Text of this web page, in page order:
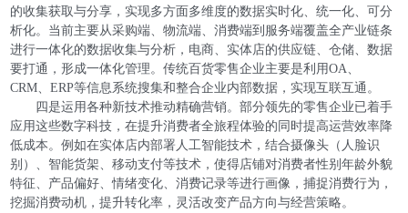
的收集获取与分享，实现多方面多维度的数据实时化、统一化、可分
析化。当前主要从采购端、物流端、消费端到服务端覆盖全产业链条
进行一体化的数据收集与分析，电商、实体店的供应链、仓储、数据
要打通，形成一体化管理。传统百货零售企业主要是利用OA、
CRM、ERP等信息系统搜集和整合企业内部数据，实现互联互通。
四是运用各种新技术推动精确营销。部分领先的零售企业已着手
应用这些数字科技，在提升消费者全旅程体验的同时提高运营效率降
低成本。例如在实体店内部署人工智能技术，结合摄像头（人脸识
别）、智能货架、移动支付等技术，使得店铺对消费者性别年龄外貌
特征、产品偏好、情绪变化、消费记录等进行画像，捕捉消费行为，
挖掘消费动机，提升转化率，灵活改变产品方向与经营策略。